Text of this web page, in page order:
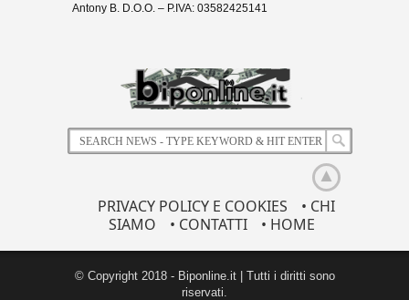
Antony B. D.O.O. – P.IVA: 03582425141
PRIVACY POLICY E COOKIES
• CHI
SIAMO
• CONTATTI • HOME
© Copyright 2018 - Biponline.it | Tutti i diritti sono
riservati.